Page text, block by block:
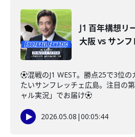
J1 百年構想リ
大阪 vs サン
⚽️混戦のJ1 WEST。勝点25で3位
たいサンフレッチェ広島。注目の
ャル実況」でお届け⚽️
2026.05.08 |00:05:44